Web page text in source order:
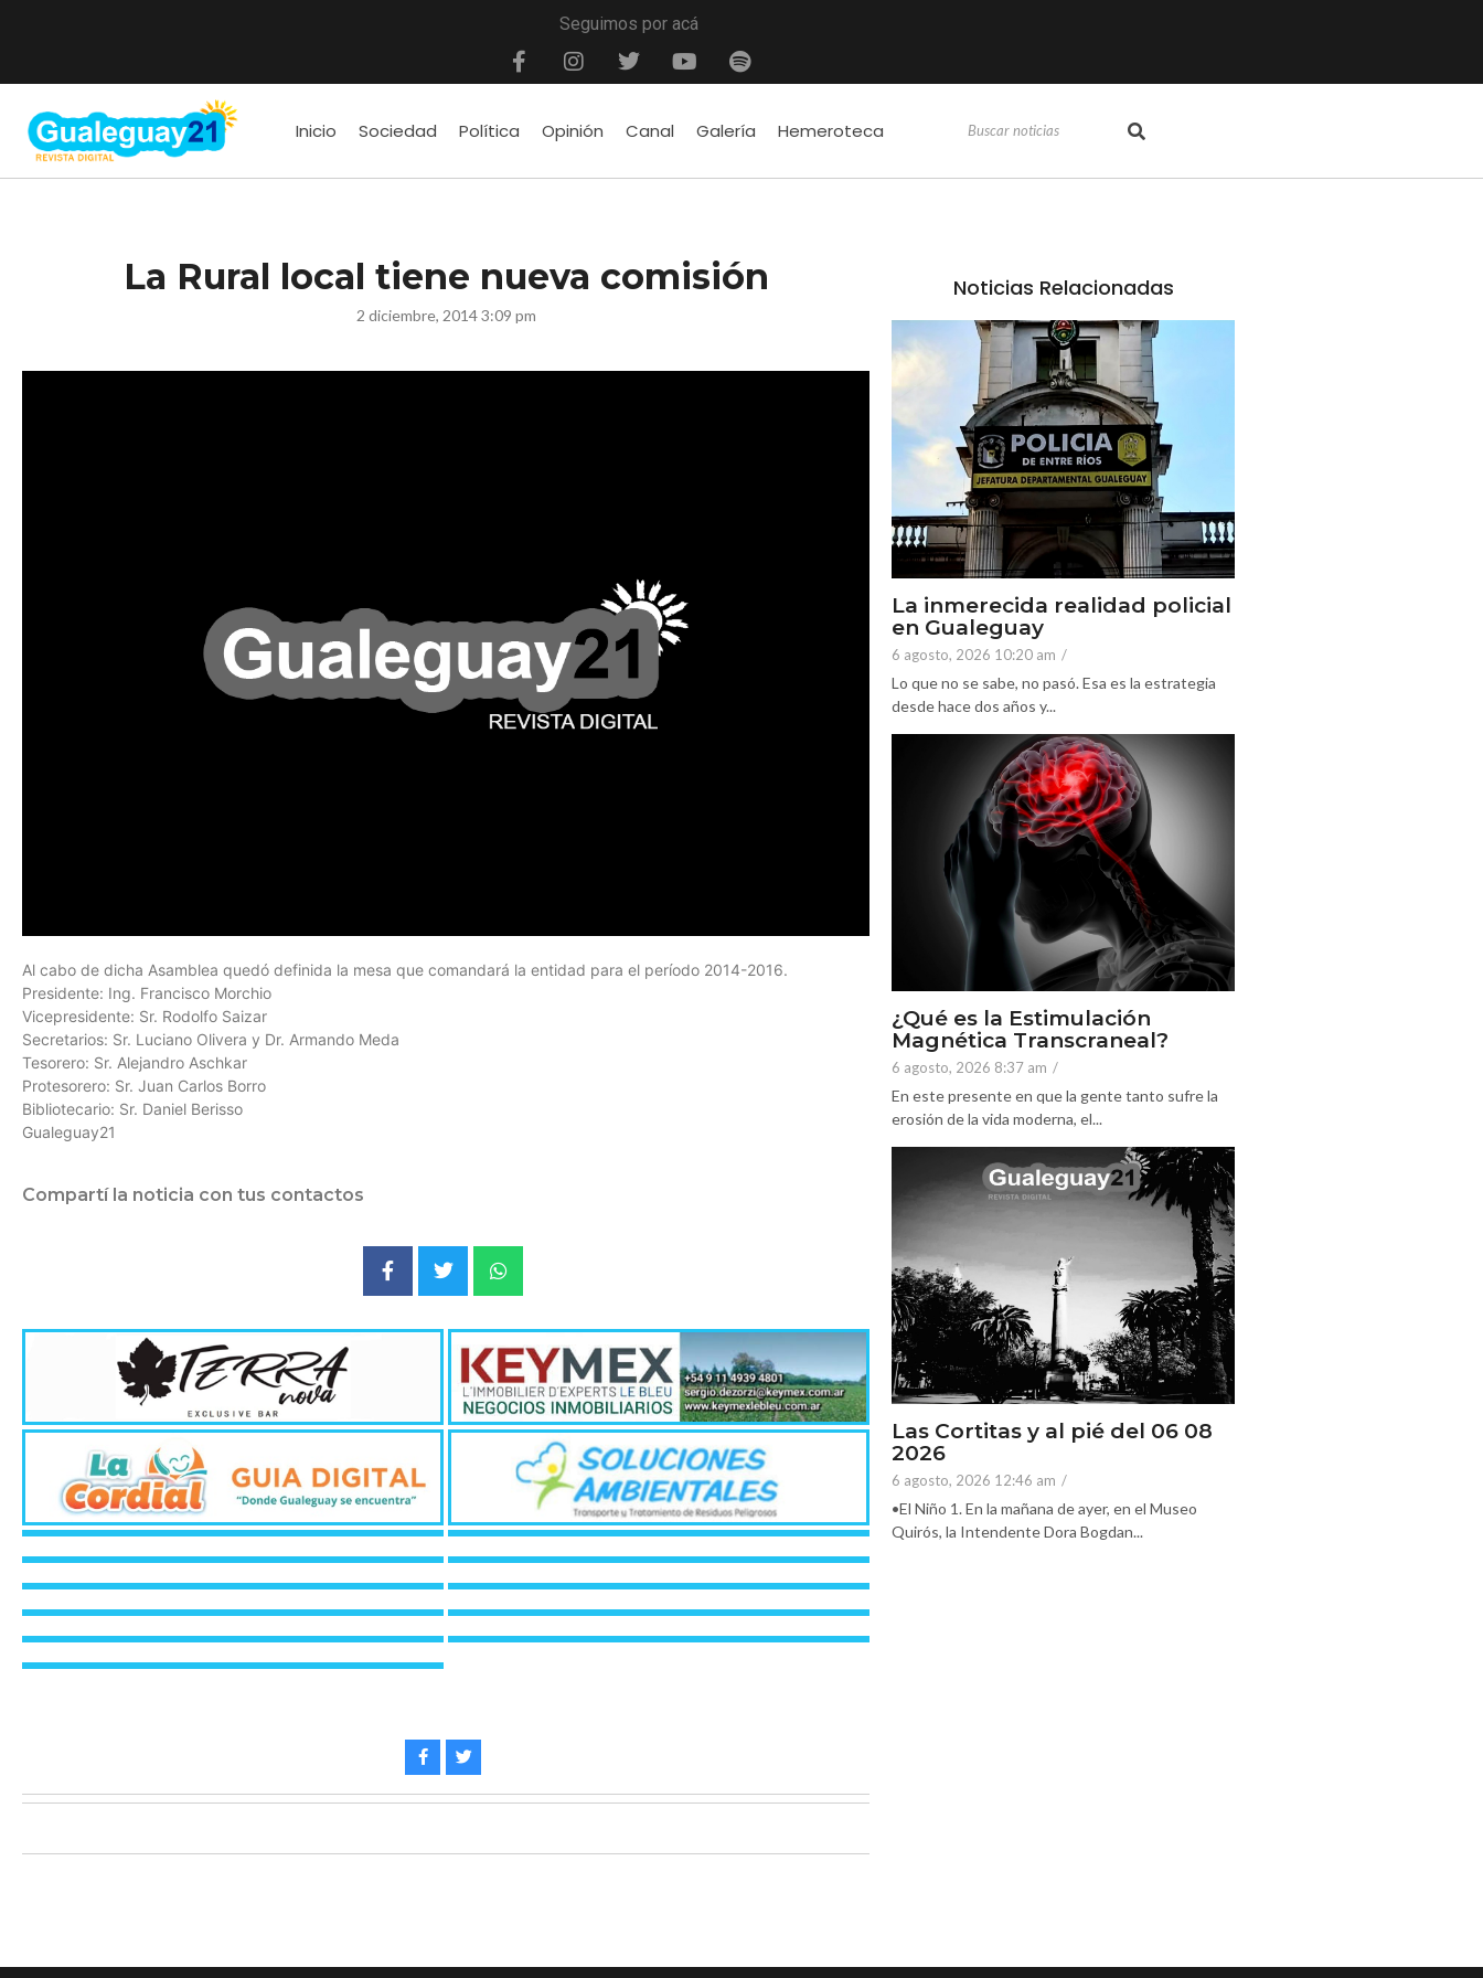
Seguimos por acá
Inicio Sociedad Política Opinión Canal Galería Hemeroteca
La Rural local tiene nueva comisión
2 diciembre, 2014 3:09 pm
Al cabo de dicha Asamblea quedó definida la mesa que comandará la entidad para el período 2014-2016.
Presidente: Ing. Francisco Morchio
Vicepresidente: Sr. Rodolfo Saizar
Secretarios: Sr. Luciano Olivera y Dr. Armando Meda
Tesorero: Sr. Alejandro Aschkar
Protesorero: Sr. Juan Carlos Borro
Bibliotecario: Sr. Daniel Berisso
Gualeguay21
Compartí la noticia con tus contactos
Noticias Relacionadas
La inmerecida realidad policial
en Gualeguay
6 agosto, 2026 10:20 am /
Lo que no se sabe, no pasó. Esa es la estrategia
desde hace dos años y...
¿Qué es la Estimulación
Magnética Transcraneal?
6 agosto, 2026 8:37 am /
En este presente en que la gente tanto sufre la
erosión de la vida moderna, el...
Las Cortitas y al pié del 06 08
2026
6 agosto, 2026 12:46 am /
•El Niño 1. En la mañana de ayer, en el Museo
Quirós, la Intendente Dora Bogdan...